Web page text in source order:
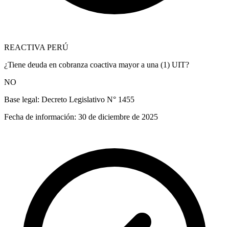
REACTIVA PERÚ
¿Tiene deuda en cobranza coactiva mayor a una (1) UIT?
NO
Base legal: Decreto Legislativo N° 1455
Fecha de información: 30 de diciembre de 2025